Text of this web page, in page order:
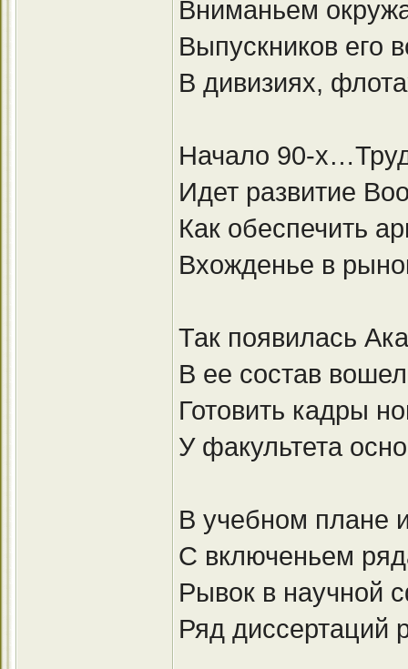
Вниманьем
Выпускников его
В дивизиях,
Начало 90-
Идет развитие
Как обеспечить
Вхожденье в
Так появилась
В ее состав
Готовить кадры
У факультета
В учебном плане
С включеньем
Рывок в научной
Ряд диссертаций